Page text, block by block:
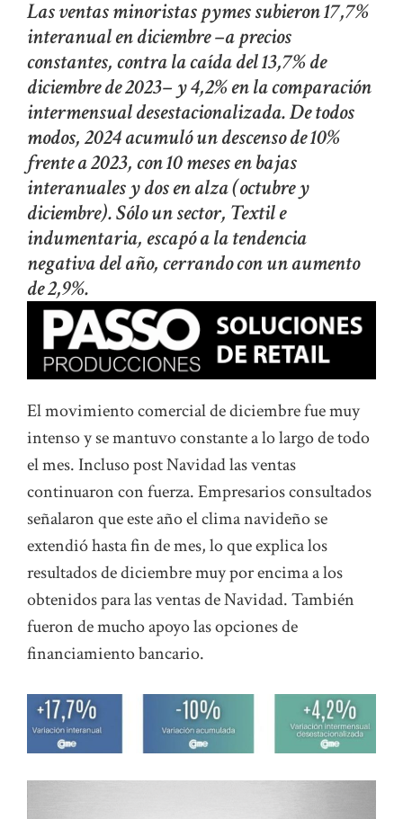
Las ventas minoristas pymes subieron 17,7%
interanual en diciembre –a precios
constantes, contra la caída del 13,7% de
diciembre de 2023– y 4,2% en la comparación
intermensual desestacionalizada. De todos
modos, 2024 acumuló un descenso de 10%
frente a 2023, con 10 meses en bajas
interanuales y dos en alza (octubre y
diciembre). Sólo un sector, Textil e
indumentaria, escapó a la tendencia
negativa del año, cerrando con un aumento
de 2,9%.
El movimiento comercial de diciembre fue muy
intenso y se mantuvo constante a lo largo de todo
el mes. Incluso post Navidad las ventas
continuaron con fuerza. Empresarios consultados
señalaron que este año el clima navideño se
extendió hasta fin de mes, lo que explica los
resultados de diciembre muy por encima a los
obtenidos para las ventas de Navidad. También
fueron de mucho apoyo las opciones de
financiamiento bancario.